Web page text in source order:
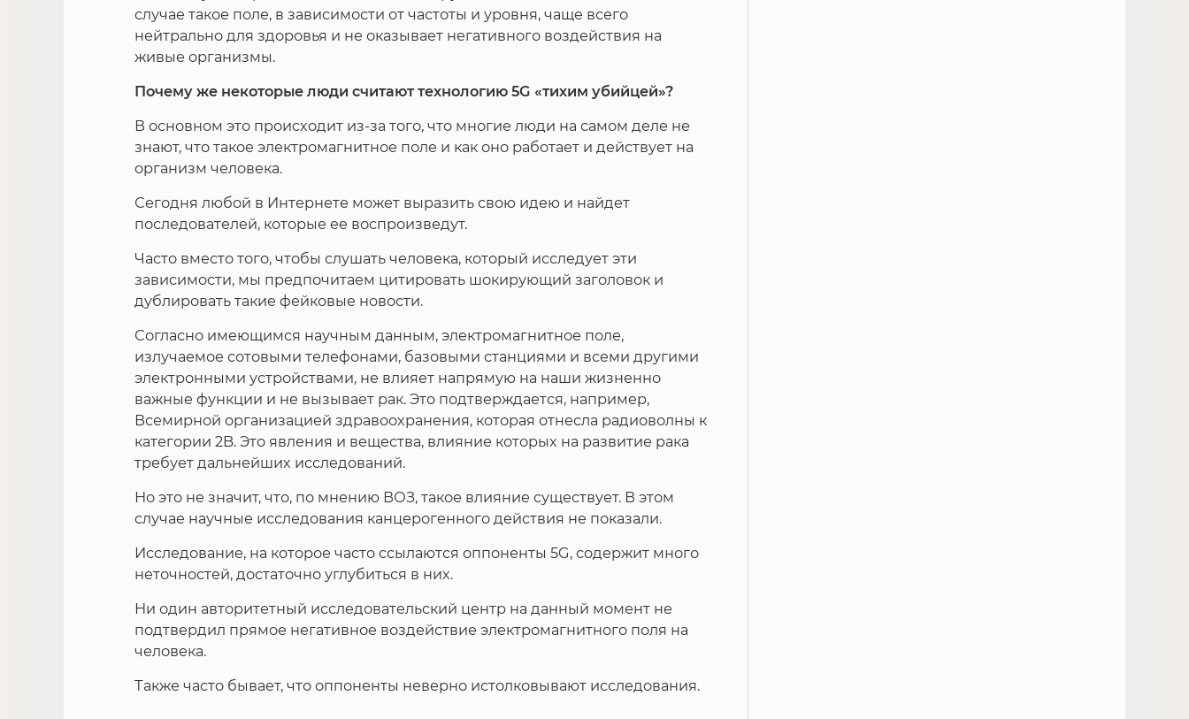
случае такое поле, в зависимости от частоты и уровня, чаще всего
нейтрально для здоровья и не оказывает негативного воздействия на
живые организмы.
Почему же некоторые люди считают технологию 5G «тихим убийцей»?
В основном это происходит из-за того, что многие люди на самом деле не
знают, что такое электромагнитное поле и как оно работает и действует на
организм человека.
Сегодня любой в Интернете может выразить свою идею и найдет
последователей, которые ее воспроизведут.
Часто вместо того, чтобы слушать человека, который исследует эти
зависимости, мы предпочитаем цитировать шокирующий заголовок и
дублировать такие фейковые новости.
Согласно имеющимся научным данным, электромагнитное поле,
излучаемое сотовыми телефонами, базовыми станциями и всеми другими
электронными устройствами, не влияет напрямую на наши жизненно
важные функции и не вызывает рак. Это подтверждается, например,
Всемирной организацией здравоохранения, которая отнесла радиоволны к
категории 2B. Это явления и вещества, влияние которых на развитие рака
требует дальнейших исследований.
Но это не значит, что, по мнению ВОЗ, такое влияние существует. В этом
случае научные исследования канцерогенного действия не показали.
Исследование, на которое часто ссылаются оппоненты 5G, содержит много
неточностей, достаточно углубиться в них.
Ни один авторитетный исследовательский центр на данный момент не
подтвердил прямое негативное воздействие электромагнитного поля на
человека.
Также часто бывает, что оппоненты неверно истолковывают исследования.